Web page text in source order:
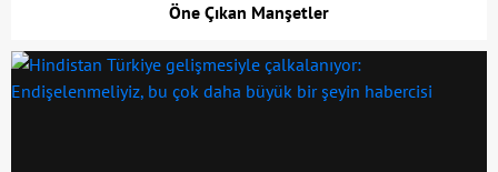
Öne Çıkan Manşetler